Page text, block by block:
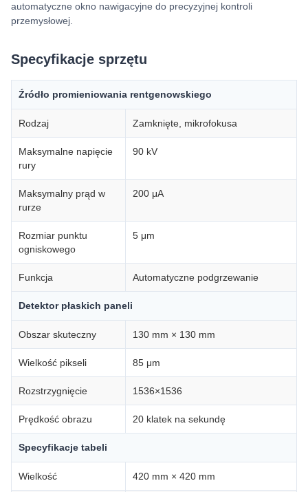
automatyczne okno nawigacyjne do precyzyjnej kontroli
przemysłowej.
Specyfikacje sprzętu
Źródło promieniowania rentgenowskiego
Rodzaj Zamknięte, mikrofokusa
Maksymalne napięcie
rury
90 kV
Maksymalny prąd w
rurze
200 μA
Rozmiar punktu
ogniskowego
5 μm
Funkcja Automatyczne podgrzewanie
Detektor płaskich paneli
Obszar skuteczny 130 mm × 130 mm
Wielkość pikseli 85 μm
Rozstrzygnięcie 1536×1536
Prędkość obrazu 20 klatek na sekundę
Specyfikacje tabeli
Wielkość 420 mm × 420 mm